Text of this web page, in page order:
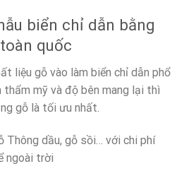
biển chỉ dẫn bằng
quốc
liệu gỗ vào làm biển chỉ dẫn phổ
thẩm mỹ và độ bên mang lại thì
gỗ là tối ưu nhất.
Thông dầu, gỗ sồi… với chi phí
ngoài trời